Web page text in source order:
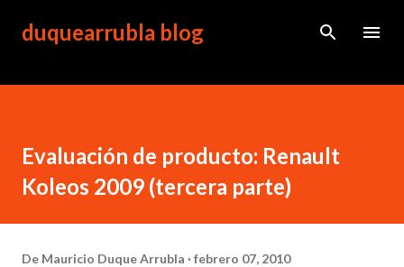
Ir al contenido principal
duquearrubla blog
Evaluación de producto: Renault
Koleos 2009 (tercera parte)
De Mauricio Duque Arrubla febrero 07, 2010